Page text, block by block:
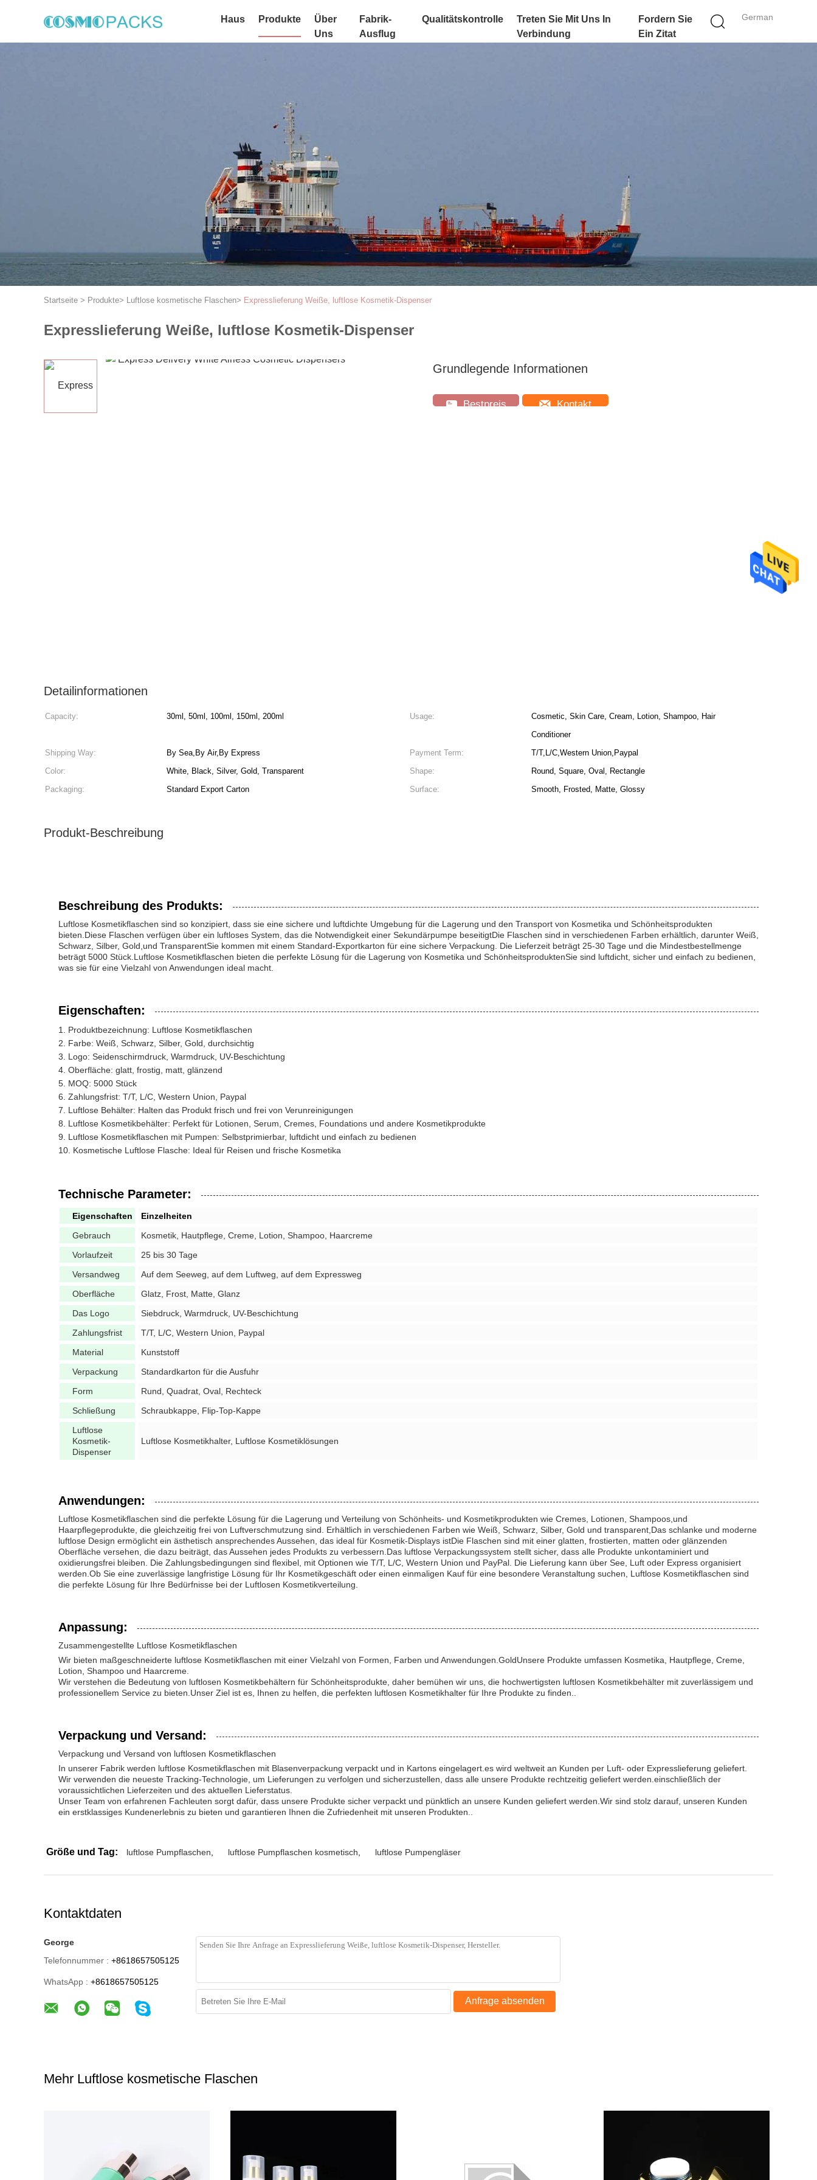
German
Haus Produkte
Über
Uns
Fabrik-
Ausflug
Qualitätskontrolle
Treten Sie Mit Uns In
Verbindung
Fordern Sie
Ein Zitat
Startseite > Produkte> Luftlose kosmetische Flaschen> Expresslieferung Weiße, luftlose Kosmetik-Dispenser
Expresslieferung Weiße, luftlose Kosmetik-Dispenser
Grundlegende Informationen
Bestpreis Kontakt
Detailinformationen
Capacity: 30ml, 50ml, 100ml, 150ml, 200ml Usage:
Cosmetic, Skin Care, Cream, Lotion, Shampoo, Hair
Conditioner
Shipping Way:
By Sea,By Air,By Express Payment Term:
T/T,L/C,Western Union,Paypal
Color:
White, Black, Silver, Gold, Transparent Shape:
Round, Square, Oval, Rectangle
Packaging:
Standard Export Carton Surface: Smooth, Frosted, Matte, Glossy
Produkt-Beschreibung
Beschreibung des Produkts:
Luftlose Kosmetikflaschen sind so konzipiert, dass sie eine sichere und luftdichte Umgebung für die Lagerung und den Transport von Kosmetika und Schönheitsprodukten
bieten.Diese Flaschen verfügen über ein luftloses System, das die Notwendigkeit einer Sekundärpumpe beseitigtDie Flaschen sind in verschiedenen Farben erhältlich, darunter Weiß,
Schwarz, Silber, Gold,und TransparentSie kommen mit einem Standard-Exportkarton für eine sichere Verpackung. Die Lieferzeit beträgt 25-30 Tage und die Mindestbestellmenge
beträgt 5000 Stück.Luftlose Kosmetikflaschen bieten die perfekte Lösung für die Lagerung von Kosmetika und SchönheitsproduktenSie sind luftdicht, sicher und einfach zu bedienen,
was sie für eine Vielzahl von Anwendungen ideal macht.
Eigenschaften:
Produktbezeichnung: Luftlose Kosmetikflaschen
Farbe: Weiß, Schwarz, Silber, Gold, durchsichtig
Logo: Seidenschirmdruck, Warmdruck, UV-Beschichtung
Oberfläche: glatt, frostig, matt, glänzend
MOQ: 5000 Stück
Zahlungsfrist: T/T, L/C, Western Union, Paypal
Luftlose Behälter: Halten das Produkt frisch und frei von Verunreinigungen
Luftlose Kosmetikbehälter: Perfekt für Lotionen, Serum, Cremes, Foundations und andere Kosmetikprodukte
Luftlose Kosmetikflaschen mit Pumpen: Selbstprimierbar, luftdicht und einfach zu bedienen
Kosmetische Luftlose Flasche: Ideal für Reisen und frische Kosmetika
Technische Parameter:
Eigenschaften
Einzelheiten
Gebrauch
Kosmetik, Hautpflege, Creme, Lotion, Shampoo, Haarcreme
Vorlaufzeit
25 bis 30 Tage
Versandweg
Auf dem Seeweg, auf dem Luftweg, auf dem Expressweg
Oberfläche
Glatz, Frost, Matte, Glanz
Das Logo
Siebdruck, Warmdruck, UV-Beschichtung
Zahlungsfrist
T/T, L/C, Western Union, Paypal
Material
Kunststoff
Verpackung
Standardkarton für die Ausfuhr
Form
Rund, Quadrat, Oval, Rechteck
Schließung
Schraubkappe, Flip-Top-Kappe
Luftlose
Kosmetik-
Dispenser
Luftlose Kosmetikhalter, Luftlose Kosmetiklösungen
Anwendungen:
Luftlose Kosmetikflaschen sind die perfekte Lösung für die Lagerung und Verteilung von Schönheits- und Kosmetikprodukten wie Cremes, Lotionen, Shampoos,und
Haarpflegeprodukte, die gleichzeitig frei von Luftverschmutzung sind. Erhältlich in verschiedenen Farben wie Weiß, Schwarz, Silber, Gold und transparent,Das schlanke und moderne
luftlose Design ermöglicht ein ästhetisch ansprechendes Aussehen, das ideal für Kosmetik-Displays istDie Flaschen sind mit einer glatten, frostierten, matten oder glänzenden
Oberfläche versehen, die dazu beiträgt, das Aussehen jedes Produkts zu verbessern.Das luftlose Verpackungssystem stellt sicher, dass alle Produkte unkontaminiert und
oxidierungsfrei bleiben. Die Zahlungsbedingungen sind flexibel, mit Optionen wie T/T, L/C, Western Union und PayPal. Die Lieferung kann über See, Luft oder Express organisiert
werden.Ob Sie eine zuverlässige langfristige Lösung für Ihr Kosmetikgeschäft oder einen einmaligen Kauf für eine besondere Veranstaltung suchen, Luftlose Kosmetikflaschen sind
die perfekte Lösung für Ihre Bedürfnisse bei der Luftlosen Kosmetikverteilung.
Anpassung:
Zusammengestellte Luftlose Kosmetikflaschen
Wir bieten maßgeschneiderte luftlose Kosmetikflaschen mit einer Vielzahl von Formen, Farben und Anwendungen.GoldUnsere Produkte umfassen Kosmetika, Hautpflege, Creme,
Lotion, Shampoo und Haarcreme.
Wir verstehen die Bedeutung von luftlosen Kosmetikbehältern für Schönheitsprodukte, daher bemühen wir uns, die hochwertigsten luftlosen Kosmetikbehälter mit zuverlässigem und
professionellem Service zu bieten.Unser Ziel ist es, Ihnen zu helfen, die perfekten luftlosen Kosmetikhalter für Ihre Produkte zu finden..
Verpackung und Versand:
Verpackung und Versand von luftlosen Kosmetikflaschen
In unserer Fabrik werden luftlose Kosmetikflaschen mit Blasenverpackung verpackt und in Kartons eingelagert.es wird weltweit an Kunden per Luft- oder Expresslieferung geliefert.
Wir verwenden die neueste Tracking-Technologie, um Lieferungen zu verfolgen und sicherzustellen, dass alle unsere Produkte rechtzeitig geliefert werden.einschließlich der
voraussichtlichen Lieferzeiten und des aktuellen Lieferstatus.
Unser Team von erfahrenen Fachleuten sorgt dafür, dass unsere Produkte sicher verpackt und pünktlich an unsere Kunden geliefert werden.Wir sind stolz darauf, unseren Kunden
ein erstklassiges Kundenerlebnis zu bieten und garantieren Ihnen die Zufriedenheit mit unseren Produkten..
Größe und Tag: luftlose Pumpflaschen luftlose Pumpflaschen kosmetisch luftlose Pumpengläser
Kontaktdaten
George
Telefonnummer : +8618657505125
WhatsApp : +8618657505125
Anfrage absenden
Mehr Luftlose kosmetische Flaschen